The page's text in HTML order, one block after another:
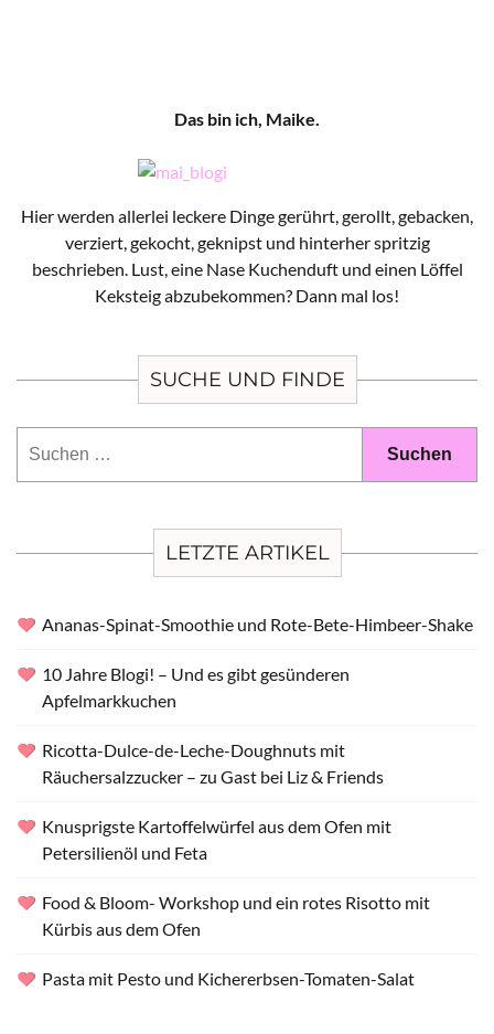
Das bin ich, Maike.
Hier werden allerlei leckere Dinge gerührt, gerollt, gebacken,
verziert, gekocht, geknipst und hinterher spritzig
beschrieben. Lust, eine Nase Kuchenduft und einen Löffel
Keksteig abzubekommen? Dann mal los!
SUCHE UND FINDE
LETZTE ARTIKEL
Ananas-Spinat-Smoothie und Rote-Bete-Himbeer-Shake
10 Jahre Blogi! – Und es gibt gesünderen
Apfelmarkkuchen
Ricotta-Dulce-de-Leche-Doughnuts mit
Räuchersalzzucker – zu Gast bei Liz & Friends
Knusprigste Kartoffelwürfel aus dem Ofen mit
Petersilienöl und Feta
Food & Bloom- Workshop und ein rotes Risotto mit
Kürbis aus dem Ofen
Pasta mit Pesto und Kichererbsen-Tomaten-Salat